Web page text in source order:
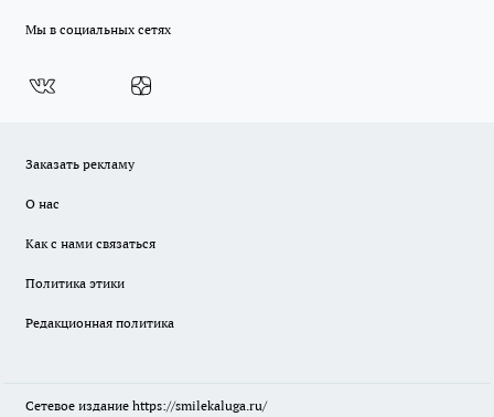
Мы в социальных сетях
Заказать рекламу
О нас
Как с нами связаться
Политика этики
Редакционная политика
Сетевое издание https://smilekaluga.ru/